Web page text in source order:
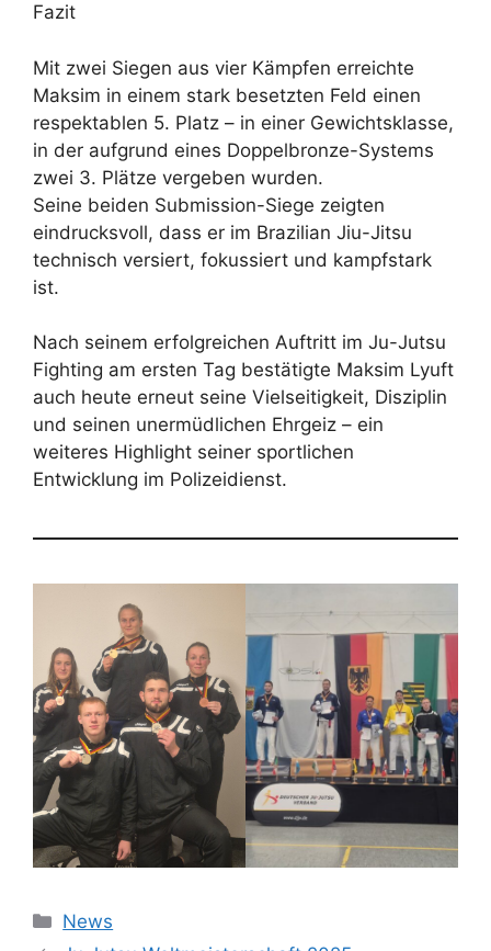
Fazit
Mit zwei Siegen aus vier Kämpfen erreichte
Maksim in einem stark besetzten Feld einen
respektablen 5. Platz – in einer Gewichtsklasse,
in der aufgrund eines Doppelbronze-Systems
zwei 3. Plätze vergeben wurden.
Seine beiden Submission-Siege zeigten
eindrucksvoll, dass er im Brazilian Jiu-Jitsu
technisch versiert, fokussiert und kampfstark
ist.
Nach seinem erfolgreichen Auftritt im Ju-Jutsu
Fighting am ersten Tag bestätigte Maksim Lyuft
auch heute erneut seine Vielseitigkeit, Disziplin
und seinen unermüdlichen Ehrgeiz – ein
weiteres Highlight seiner sportlichen
Entwicklung im Polizeidienst.
Kategorien
News